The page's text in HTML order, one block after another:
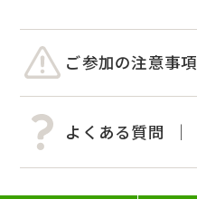
ご参加の注意事項
よくある質問